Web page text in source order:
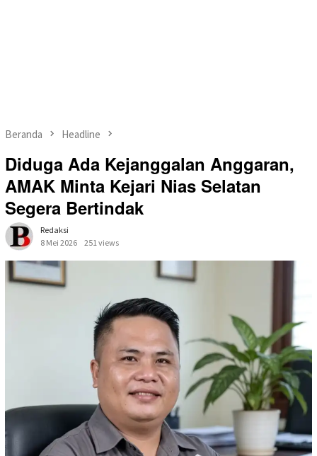
Beranda Headline
Diduga Ada Kejanggalan Anggaran,
AMAK Minta Kejari Nias Selatan
Segera Bertindak
Redaksi
8 Mei 2026
251 views